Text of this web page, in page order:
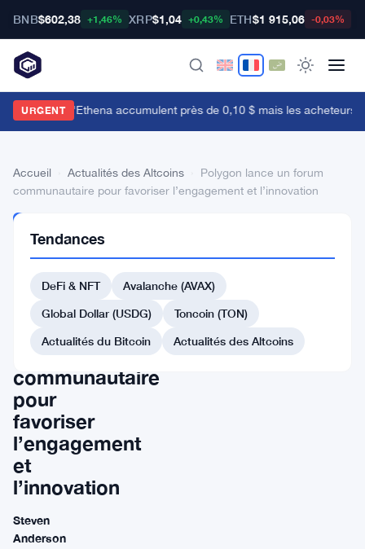
BNB$602,38 +1,46% XRP$1,04 +0,43% ETH$1 915,06 -0,03%
URGENT
baleines d'Ethena accumulent près de 0,10 $ mais les acheteurs
Accueil Actualités des Altcoins
Polygon lance un forum
communautaire pour favoriser l’engagement et l’innovation
DES
ALTCOINS
Polygon
lance
communautaire
pour
favoriser
l’engagement
et
l’innovation
Steven
Anderson
Tendances
DeFi & NFT
Avalanche (AVAX)
Global Dollar (USDG)
Toncoin (TON)
Actualités du Bitcoin
Actualités des Altcoins